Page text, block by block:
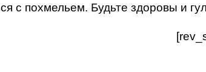
с похмельем. Будьте здоровы и